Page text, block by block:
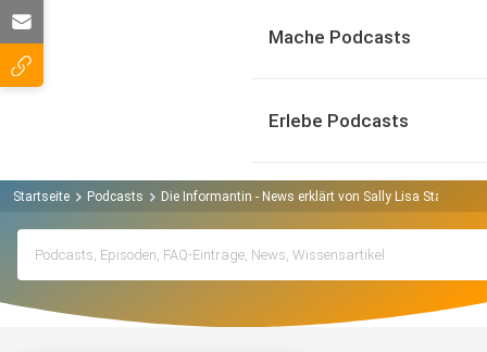
Mache Podcasts
Erlebe Podcasts
Startseite Podcasts Die Informantin - News erklärt von Sally Lisa Starken